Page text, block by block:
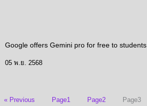
Google offers Gemini pro for free to students
05 พ.ย. 2568
« Previous Page1 Page2 Page3